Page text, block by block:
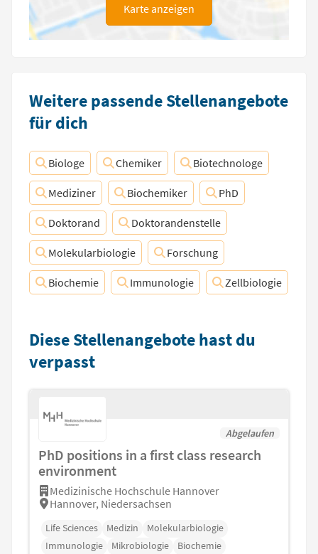
Karte anzeigen
Weitere passende Stellenangebote
für dich
Biologe Chemiker Biotechnologe
Mediziner Biochemiker PhD
Doktorand Doktorandenstelle
Molekularbiologie Forschung
Biochemie Immunologie Zellbiologie
Diese Stellenangebote hast du
verpasst
Abgelaufen
PhD positions in a first class research
environment
Medizinische Hochschule Hannover
Hannover, Niedersachsen
Life Sciences Medizin
Molekularbiologie
Immunologie
Mikrobiologie Biochemie